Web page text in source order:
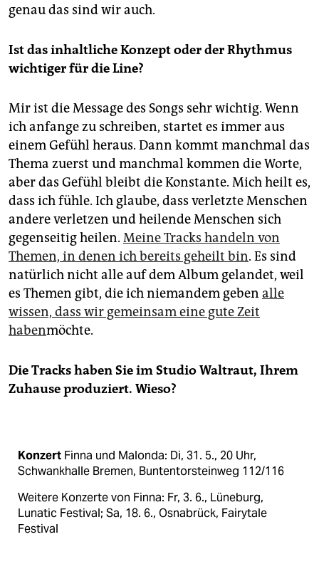
genau das sind wir auch.
Ist das inhaltliche Konzept oder der Rhythmus
wichtiger für die Line?
Mir ist die Message des Songs sehr wichtig. Wenn
ich anfange zu schreiben, startet es immer aus
einem Gefühl heraus. Dann kommt manchmal das
Thema zuerst und manchmal kommen die Worte,
aber das Gefühl bleibt die Konstante. Mich heilt es,
dass ich fühle. Ich glaube, dass verletzte Menschen
andere verletzen und heilende Menschen sich
gegenseitig heilen. Meine Tracks handeln von
Themen, in denen ich bereits geheilt bin. Es sind
natürlich nicht alle auf dem Album gelandet, weil
es Themen gibt, die ich niemandem geben alle
wissen, dass wir gemeinsam eine gute Zeit
habenmöchte.
Die Tracks haben Sie im Studio Waltraut, Ihrem
Zuhause produziert. Wieso?
Konzert Finna und Malonda: Di, 31. 5., 20 Uhr,
Schwankhalle Bremen, Buntentorsteinweg 112/116
Weitere Konzerte von Finna: Fr, 3. 6., Lüneburg,
Lunatic Festival; Sa, 18. 6., Osnabrück, Fairytale
Festival